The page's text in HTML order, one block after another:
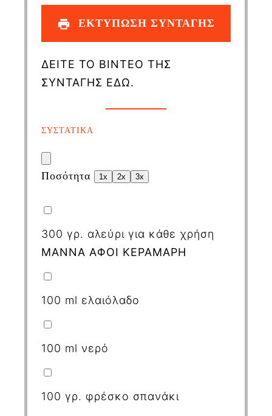
ΕΚΤΥΠΩΣΗ ΣΥΝΤΑΓΗΣ
ΔΕΙΤΕ ΤΟ ΒΙΝΤΕΟ ΤΗΣ
ΣΥΝΤΑΓΗΣ ΕΔΩ.
ΣΥΣΤΑΤΙΚΑ
Ποσότητα 1x 2x 3x
300 γρ. αλεύρι για κάθε χρήση
ΜΑΝΝΑ ΑΦΟΙ ΚΕΡΑΜΑΡΗ
100 ml ελαιόλαδο
100 ml νερό
100 γρ. φρέσκο σπανάκι